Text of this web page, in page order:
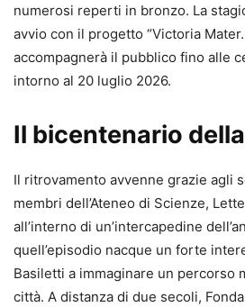
numerosi reperti in bronzo. La
avvio con il progetto “Victoria Mater.
accompagnerà il pubblico fino alle
intorno al 20 luglio 2026.
Il bicentenario
Il ritrovamento avvenne grazie agli
membri dell’Ateneo di Scienze,
all’interno di un’intercapedine
quell’episodio nacque un forte
Basiletti a immaginare un percorso
città. A distanza di due secoli,